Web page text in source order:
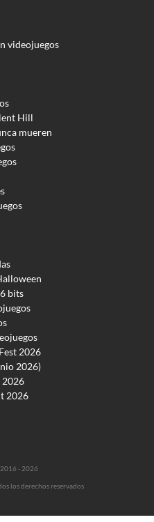
videojuegos
Hill
mueren
bits
2026
2026)
2026
2026
- 2026
los derechos reservados